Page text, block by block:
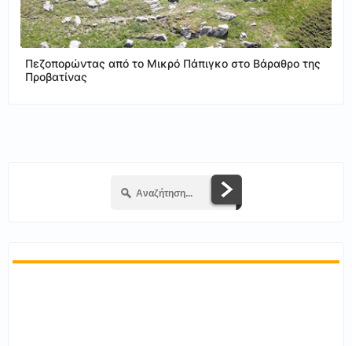
Πεζοπορώντας από το Μικρό Πάπιγκο στο Βάραθρο της
Προβατίνας